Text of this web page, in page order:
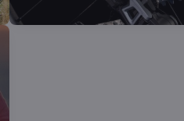
Komponenty na bicykle